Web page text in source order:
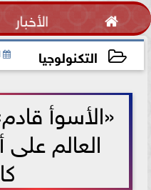
 الأخبار
التكنولوجيا
«الأسوأ
العالم